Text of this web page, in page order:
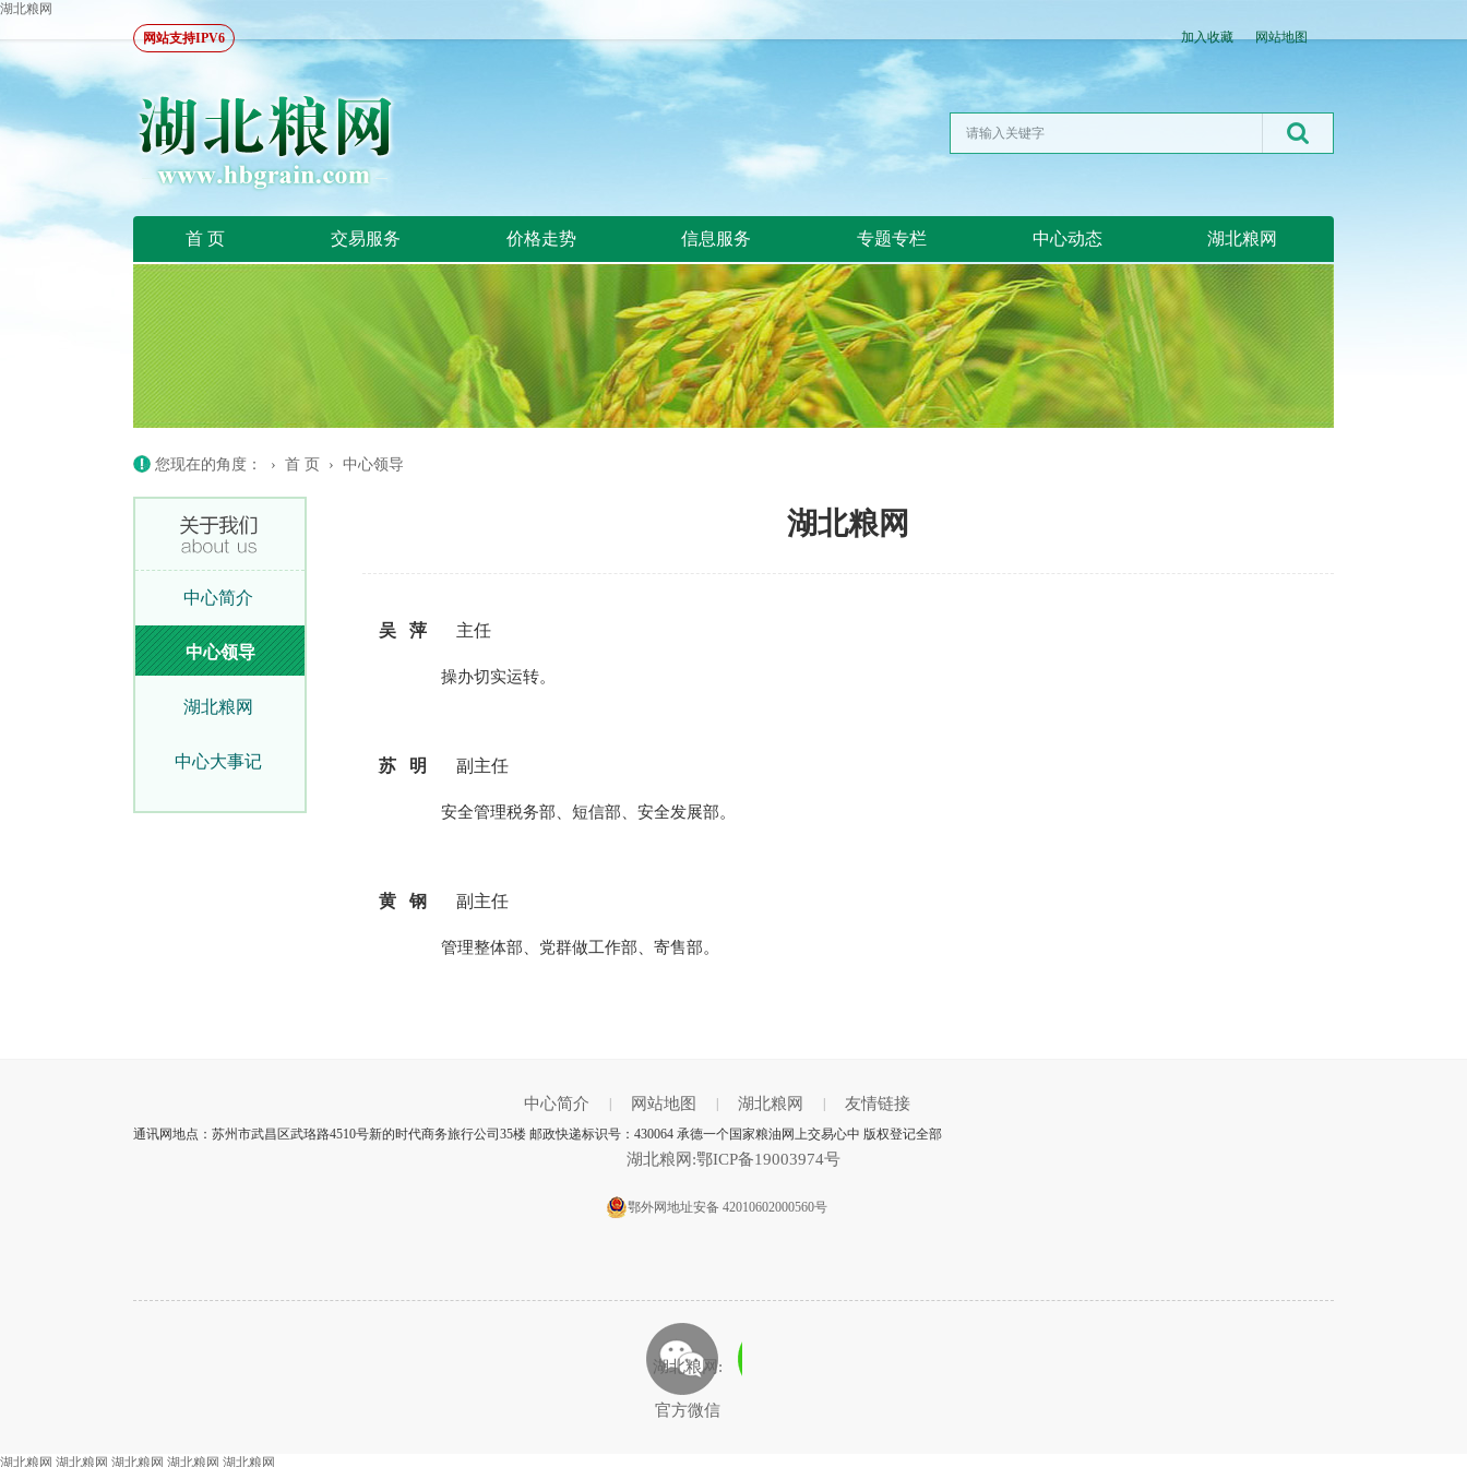
湖北粮网
网站支持IPV6
加入收藏 网站地图
首 页 交易服务 价格走势 信息服务 专题专栏 中心动态 湖北粮网
您现在的角度： › 首 页 › 中心领导
中心简介
中心领导
湖北粮网
中心大事记
湖北粮网
吴 萍 主任
操办切实运转。
苏 明 副主任
安全管理税务部、短信部、安全发展部。
黄 钢 副主任
管理整体部、党群做工作部、寄售部。
中心简介 网站地图 湖北粮网 友情链接
通讯网地点：苏州市武昌区武珞路4510号新的时代商务旅行公司35楼 邮政快递标识号：430064 承德一个国家粮油网上交易心中 版权登记全部
湖北粮网:鄂ICP备19003974号
鄂外网地址安备 42010602000560号
湖北粮网:
官方微信
湖北粮网 湖北粮网 湖北粮网 湖北粮网 湖北粮网